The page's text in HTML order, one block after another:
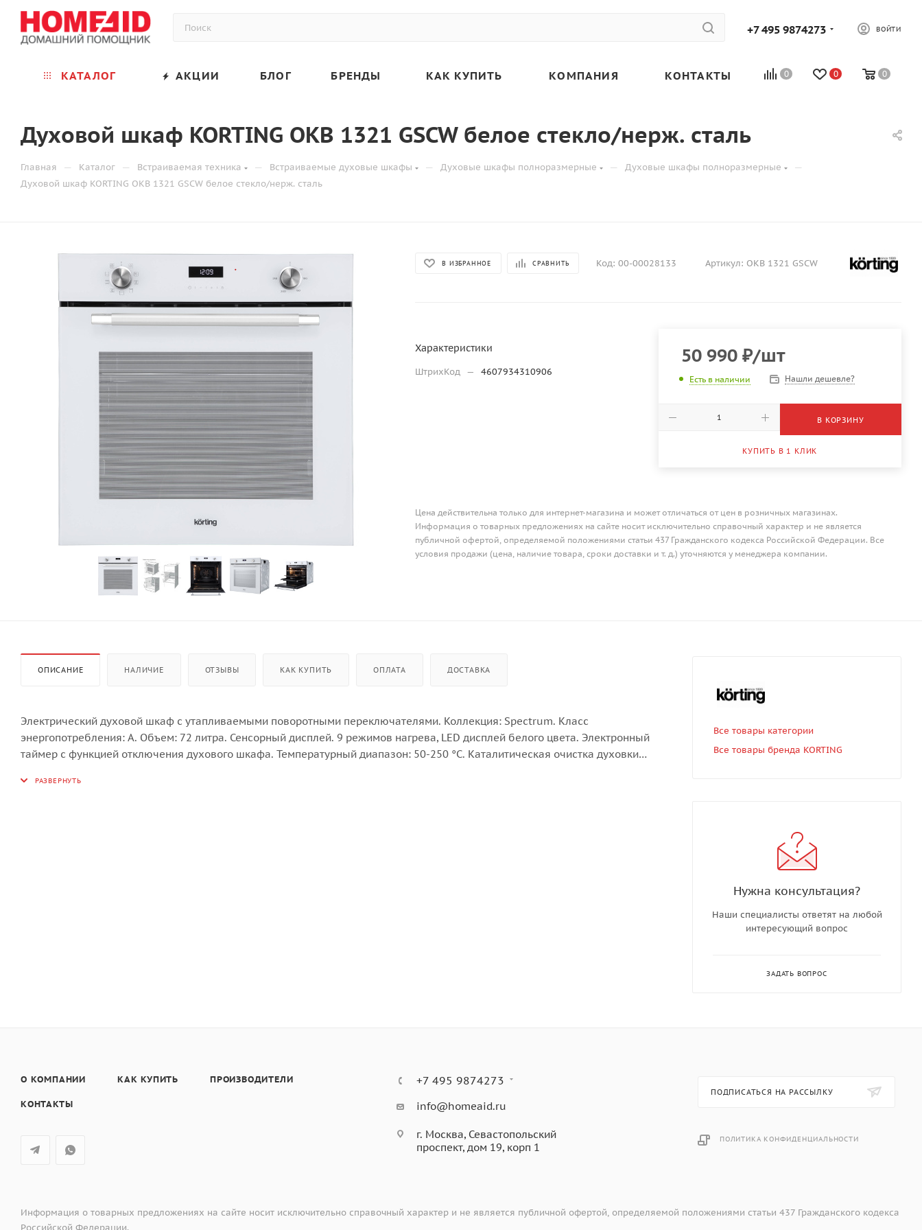
+7 495 9874273 ВОЙТИ
0 0 0
КАТАЛОГ АКЦИИ БЛОГ БРЕНДЫ КАК КУПИТЬ КОМПАНИЯ КОНТАКТЫ
Духовой шкаф KORTING OKB 1321 GSCW белое стекло/нерж. сталь
Главная — Каталог — Встраиваемая техника — Встраиваемые духовые шкафы — Духовые шкафы полноразмерные — Духовые шкафы полноразмерные —
Духовой шкаф KORTING OKB 1321 GSCW белое стекло/нерж. сталь
В ИЗБРАННОЕ СРАВНИТЬ Код: 00-00028133 Артикул: OKB 1321 GSCW
Характеристики
ШтрихКод — 4607934310906
50 990₽/шт
Есть в наличии Нашли дешевле?
В КОРЗИНУ
КУПИТЬ В 1 КЛИК
Цена действительна только для интернет-магазина и может отличаться от цен в розничных магазинах.
Информация о товарных предложениях на сайте носит исключительно справочный характер и не является
публичной офертой, определяемой положениями статьи 437 Гражданского кодекса Российской Федерации. Все
условия продажи (цена, наличие товара, сроки доставки и т. д.) уточняются у менеджера компании.
ОПИСАНИЕ НАЛИЧИЕ ОТЗЫВЫ КАК КУПИТЬ ОПЛАТА ДОСТАВКА
Электрический духовой шкаф с утапливаемыми поворотными переключателями. Коллекция: Spectrum. Класс
энергопотребления: А. Объем: 72 литра. Сенсорный дисплей. 9 режимов нагрева, LED дисплей белого цвета. Электронный
таймер с функцией отключения духового шкафа. Температурный диапазон: 50-250 °C. Каталитическая очистка духовки
управления. Система автоматического охлаждения. Автоматическое отключение. Принадлежности: противень для выпечки,
Все товары категории
Все товары бренда KORTING
Нужна консультация?
Наши специалисты ответят на любой
интересующий вопрос
ЗАДАТЬ ВОПРОС
О КОМПАНИИ КАК КУПИТЬ ПРОИЗВОДИТЕЛИ
КОНТАКТЫ
+7 495 9874273
info@homeaid.ru
г. Москва, Севастопольский
проспект, дом 19, корп 1
ПОДПИСАТЬСЯ НА РАССЫЛКУ
ПОЛИТИКА КОНФИДЕНЦИАЛЬНОСТИ
Информация о товарных предложениях на сайте носит исключительно справочный характер и не является публичной офертой, определяемой положениями статьи 437 Гражданского кодекса